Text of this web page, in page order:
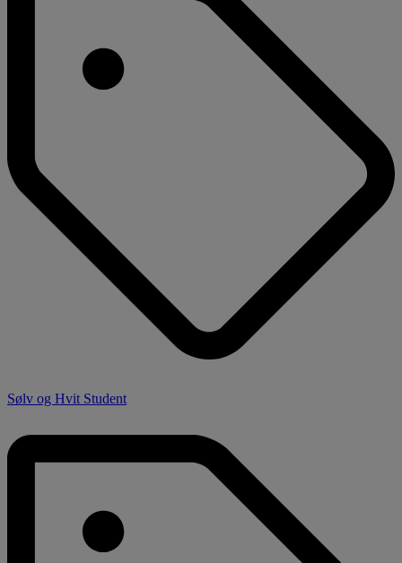
Sølv og Hvit Student